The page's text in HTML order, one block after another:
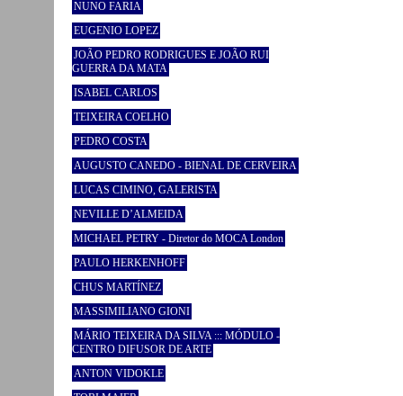
NUNO FARIA
EUGENIO LOPEZ
JOÃO PEDRO RODRIGUES E JOÃO RUI
GUERRA DA MATA
ISABEL CARLOS
TEIXEIRA COELHO
PEDRO COSTA
AUGUSTO CANEDO - BIENAL DE CERVEIRA
LUCAS CIMINO, GALERISTA
NEVILLE D’ALMEIDA
MICHAEL PETRY - Diretor do MOCA London
PAULO HERKENHOFF
CHUS MARTÍNEZ
MASSIMILIANO GIONI
MÁRIO TEIXEIRA DA SILVA ::: MÓDULO -
CENTRO DIFUSOR DE ARTE
ANTON VIDOKLE